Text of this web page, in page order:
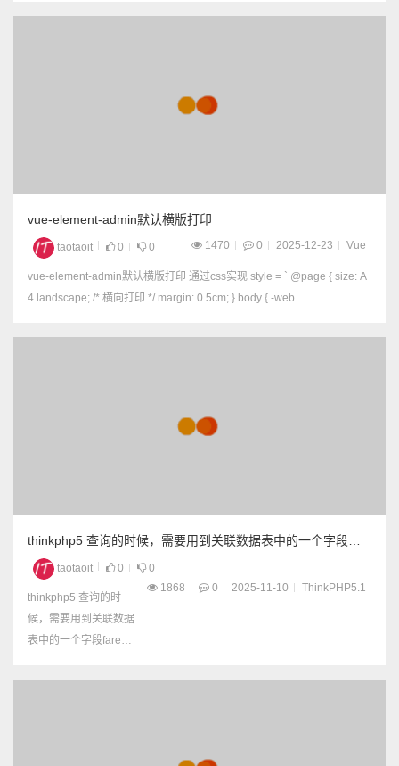
印控制属性。以下是几
vue-element-admin默认横版打印
taotaoit 0 0 1470 0 2025-12-23 Vue
vue-element-admin默认横版打印 通过css实现 style = ` @page { size: A
4 landscape; /* 横向打印 */ margin: 0.5cm; } body { -web...
thinkphp5 查询的时候，需要用到关联数据表中的一个字段
fare，如果没有关联，则默认该字段为0，继续参与下面的计算
taotaoit 0
0
1868
0 2025-11-10 ThinkPHP5.1
thinkphp5 查询的时
候，需要用到关联数据
表中的一个字段fare，
该字段为0，继续参与下